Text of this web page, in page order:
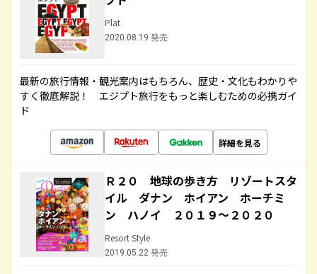
Plat
2020.08.19 発売
最新の旅行情報・観光案内はもちろん、歴史・文化もわかりや
すく徹底解説！ エジプト旅行をもっと楽しむための必携ガイ
ド
詳細を見る
Ｒ２０ 地球の歩き方 リゾートスタ
イル ダナン ホイアン ホーチミ
ン ハノイ ２０１９～２０２０
Resort Style
2019.05.22 発売